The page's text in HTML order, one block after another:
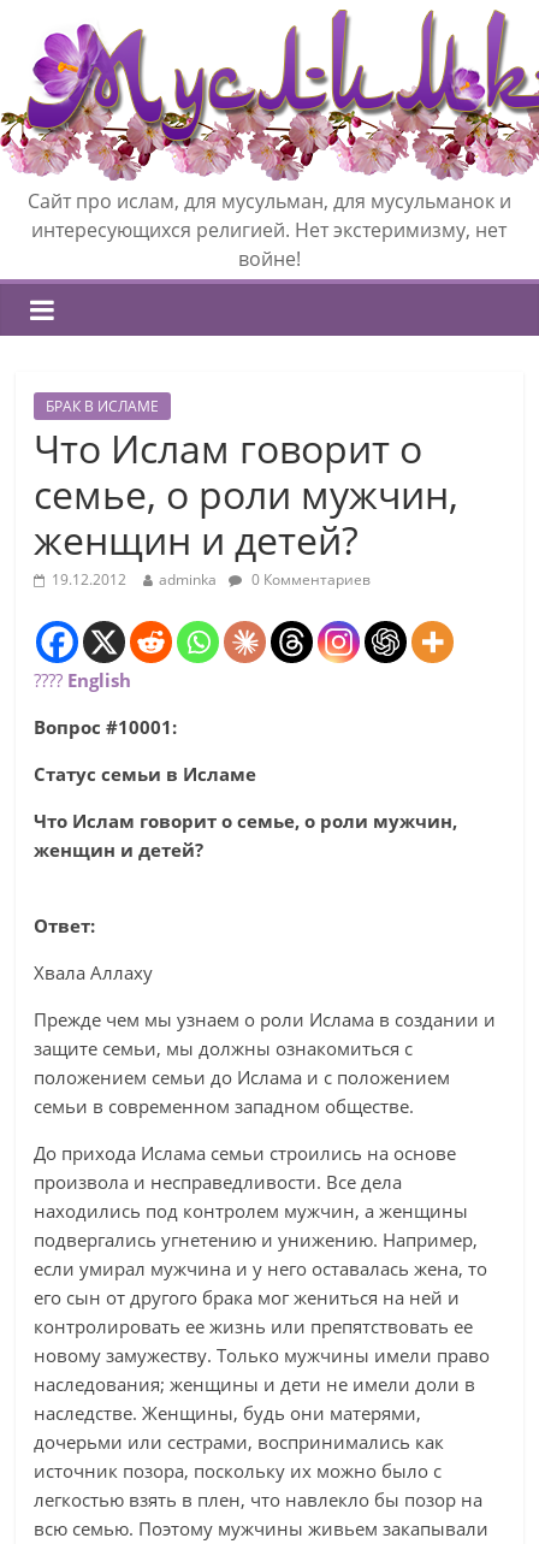
Сайт про ислам, для мусульман, для мусульманок и
интересующихся религией. Нет экстеримизму, нет
войне!
БРАК В ИСЛАМЕ
Что Ислам говорит о
семье, о роли мужчин,
женщин и детей?
19.12.2012 adminka 0 Комментариев
???? English
Вопрос #10001:
Статус семьи в Исламе
Что Ислам говорит о семье, о роли мужчин,
женщин и детей?
Ответ:
Хвала Аллаху
Прежде чем мы узнаем о роли Ислама в создании и
защите семьи, мы должны ознакомиться с
положением семьи до Ислама и с положением
семьи в современном западном обществе.
До прихода Ислама семьи строились на основе
произвола и несправедливости. Все дела
находились под контролем мужчин, а женщины
подвергались угнетению и унижению. Например,
если умирал мужчина и у него оставалась жена, то
его сын от другого брака мог жениться на ней и
контролировать ее жизнь или препятствовать ее
новому замужеству. Только мужчины имели право
наследования; женщины и дети не имели доли в
наследстве. Женщины, будь они матерями,
дочерьми или сестрами, воспринимались как
источник позора, поскольку их можно было с
легкостью взять в плен, что навлекло бы позор на
всю семью. Поэтому мужчины живьем закапывали